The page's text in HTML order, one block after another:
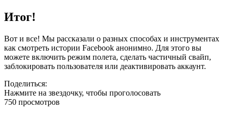
Итог!
Вот и все! Мы рассказали о разных способах и инструментах
как смотреть истории Facebook анонимно. Для этого вы
можете включить режим полета, сделать частичный свайп,
заблокировать пользователя или деактивировать аккаунт.
Поделиться:
Нажмите на звездочку, чтобы проголосовать
750 просмотров